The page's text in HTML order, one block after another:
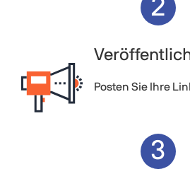
2
Posten Sie Ihre
3